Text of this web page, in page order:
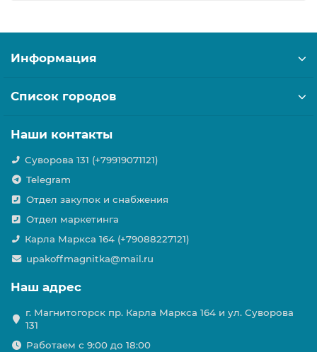
Информация
Список городов
Наши контакты
Суворова 131 (+79919071121)
Telegram
Отдел закупок и снабжения
Отдел маркетинга
Карла Маркса 164 (+79088227121)
upakoffmagnitka@mail.ru
Наш адрес
г. Магнитогорск пр. Карла Маркса 164 и ул. Суворова
131
Работаем с 9:00 до 18:00